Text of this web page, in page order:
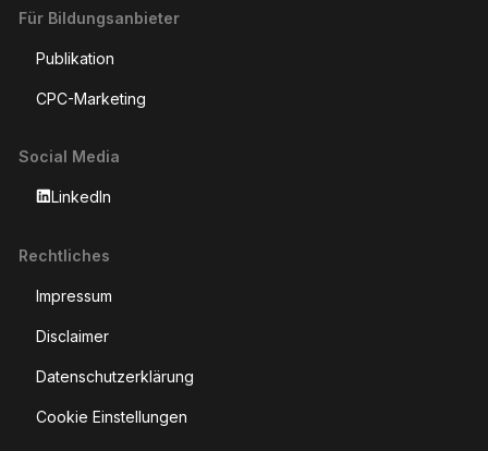
Für Bildungsanbieter
Publikation
CPC-Marketing
Social Media
LinkedIn
Rechtliches
Impressum
Disclaimer
Datenschutzerklärung
Cookie Einstellungen